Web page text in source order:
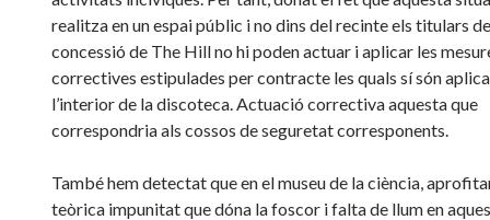
realitza en un espai públic i no dins del recinte els titulars
concessió de The Hill no hi poden actuar i aplicar les
correctives estipulades per contracte les quals sí són
l’interior de la discoteca. Actuació correctiva aquesta que
correspondria als cossos de seguretat corresponents.
També hem detectat que en el museu de la ciència,
teòrica impunitat que dóna la foscor i falta de llum en